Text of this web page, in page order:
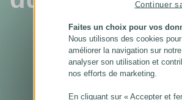
...
Faites un choix pour vos
Nous utilisons des cookies pour
améliorer la navigation sur notre
analyser son utilisation et
nos efforts de marketing.
En cliquant sur « Accepter et
Continuer